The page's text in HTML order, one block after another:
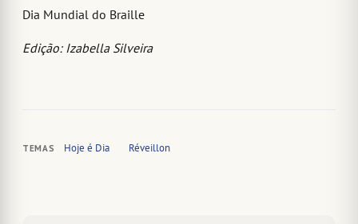
Dia Mundial do Braille
Edição: Izabella Silveira
TEMAS Hoje é Dia Réveillon